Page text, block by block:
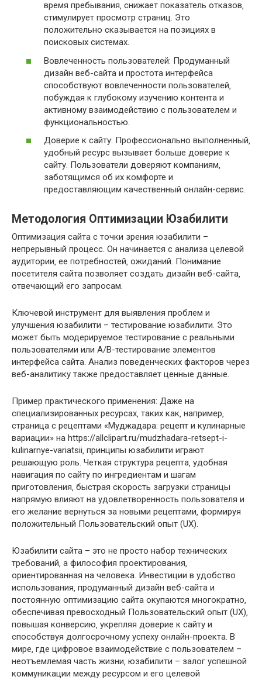
время пребывания‚ снижает показатель отказов‚
стимулирует просмотр страниц. Это
положительно сказывается на позициях в
поисковых системах.
Вовлеченность пользователей: Продуманный
дизайн веб-сайта и простота интерфейса
способствуют вовлеченности пользователей‚
побуждая к глубокому изучению контента и
активному взаимодействию с пользователем и
функциональностью.
Доверие к сайту: Профессионально выполненный‚
удобный ресурс вызывает больше доверие к
сайту. Пользователи доверяют компаниям‚
заботящимся об их комфорте и
предоставляющим качественный онлайн-сервис.
Методология Оптимизации Юзабилити
Оптимизация сайта с точки зрения юзабилити –
непрерывный процесс. Он начинается с анализа целевой
аудитории‚ ее потребностей‚ ожиданий. Понимание
посетителя сайта позволяет создать дизайн веб-сайта‚
отвечающий его запросам.
Ключевой инструмент для выявления проблем и
улучшения юзабилити – тестирование юзабилити. Это
может быть модерируемое тестирование с реальными
пользователями или A/B-тестирование элементов
интерфейса сайта. Анализ поведенческих факторов через
веб-аналитику также предоставляет ценные данные.
Пример практического применения: Даже на
специализированных ресурсах‚ таких как‚ например‚
страница с рецептами «Муджадара: рецепт и кулинарные
вариации» на https://allclipart.ru/mudzhadara-retsept-i-
kulinarnye-variatsii‚ принципы юзабилити играют
решающую роль. Четкая структура рецепта‚ удобная
навигация по сайту по ингредиентам и шагам
приготовления‚ быстрая скорость загрузки страницы
напрямую влияют на удовлетворенность пользователя и
его желание вернуться за новыми рецептами‚ формируя
положительный Пользовательский опыт (UX).
Юзабилити сайта – это не просто набор технических
требований‚ а философия проектирования‚
ориентированная на человека. Инвестиции в удобство
использования‚ продуманный дизайн веб-сайта и
постоянную оптимизацию сайта окупаются многократно‚
обеспечивая превосходный Пользовательский опыт (UX)‚
повышая конверсию‚ укрепляя доверие к сайту и
способствуя долгосрочному успеху онлайн-проекта. В
мире‚ где цифровое взаимодействие с пользователем –
неотъемлемая часть жизни‚ юзабилити – залог успешной
коммуникации между ресурсом и его целевой